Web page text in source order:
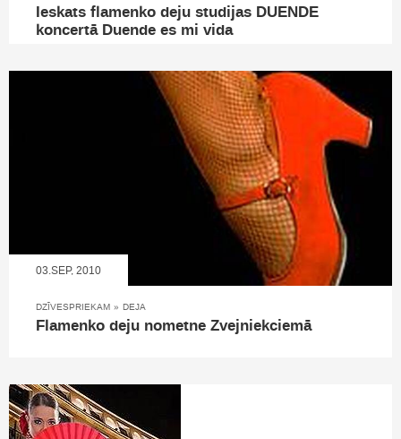
Ieskats flamenko deju studijas DUENDE
koncertā Duende es mi vida
03.SEP, 2010
DZĪVESPRIEKAM » DEJA
Flamenko deju nometne Zvejniekciemā